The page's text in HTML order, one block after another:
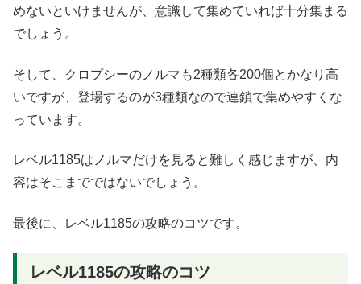
めないといけませんが、意識して集めていれば十分集まる
でしょう。
そして、クロプシーのノルマも2種類各200個とかなり高
いですが、登場するのが3種類なので連鎖で集めやすくな
っています。
レベル1185はノルマだけを見ると難しく感じますが、内
容はそこまでではないでしょう。
最後に、レベル1185の攻略のコツです。
レベル1185の攻略のコツ